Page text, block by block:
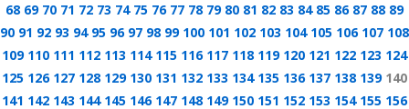
68 69 70 71 72 73 74 75 76 77 78 79 80 81 82 83 84 85 86 87 88 89
90 91 92 93 94 95 96 97 98 99 100 101 102 103 104 105 106 107 108
109 110 111 112 113 114 115 116 117 118 119 120 121 122 123 124
125 126 127 128 129 130 131 132 133 134 135 136 137 138 139 140
141 142 143 144 145 146 147 148 149 150 151 152 153 154 155 156